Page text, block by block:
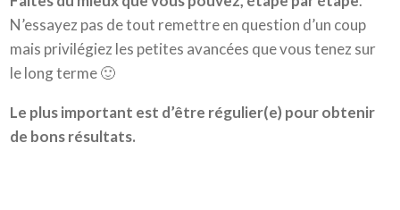
N’essayez pas de tout remettre en question d’un coup
mais privilégiez les petites avancées que vous tenez sur
le long terme 🙂
Le plus important est d’être régulier(e) pour obtenir
de bons résultats.